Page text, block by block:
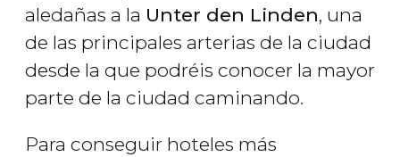
aledañas a la Unter den Linden, una
de las principales arterias de la ciudad
desde la que podréis conocer la mayor
parte de la ciudad caminando.
Para conseguir hoteles más